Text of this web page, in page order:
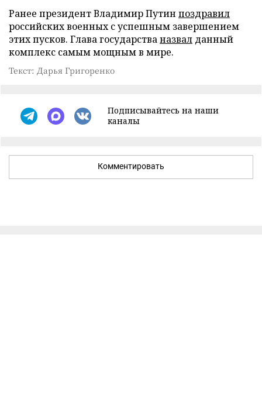
Ранее президент Владимир Путин поздравил
российских военных с успешным завершением
этих пусков. Глава государстваназвал данный
комплекс самым мощным в мире.
Текст: Дарья Григоренко
Подписывайтесь на наши
каналы
Комментировать